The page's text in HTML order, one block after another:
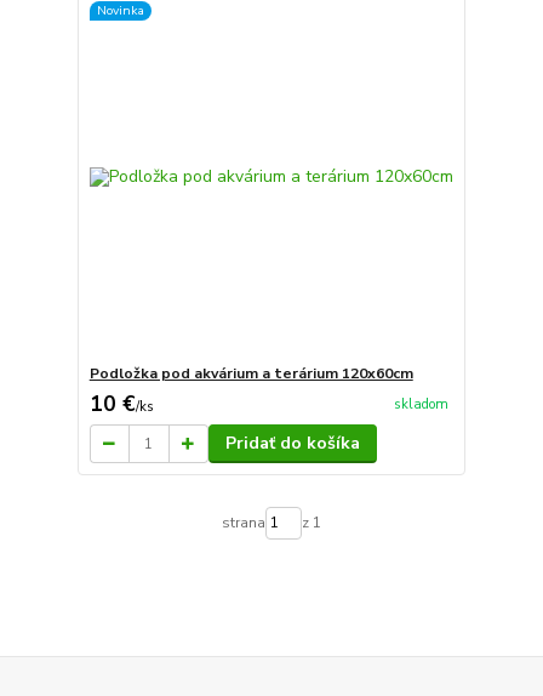
Novinka
Podložka pod akvárium a terárium 120x60cm
10 €/ks skladom
Pridať do košíka
strana z 1